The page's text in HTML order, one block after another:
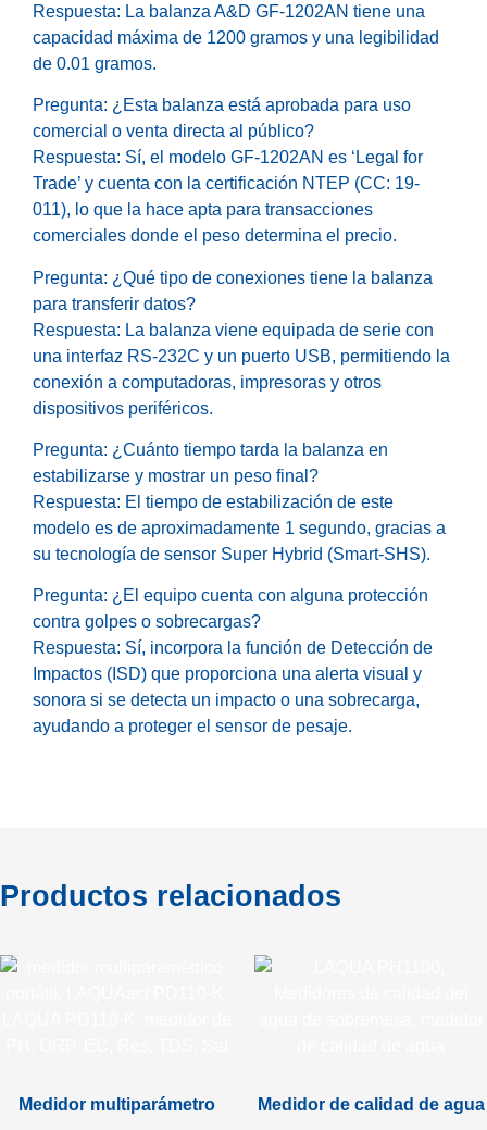
Respuesta: La balanza A&D GF-1202AN tiene una
capacidad máxima de 1200 gramos y una legibilidad
de 0.01 gramos.
Pregunta: ¿Esta balanza está aprobada para uso
comercial o venta directa al público?
Respuesta: Sí, el modelo GF-1202AN es ‘Legal for
Trade’ y cuenta con la certificación NTEP (CC: 19-
011), lo que la hace apta para transacciones
comerciales donde el peso determina el precio.
Pregunta: ¿Qué tipo de conexiones tiene la balanza
para transferir datos?
Respuesta: La balanza viene equipada de serie con
una interfaz RS-232C y un puerto USB, permitiendo la
conexión a computadoras, impresoras y otros
dispositivos periféricos.
Pregunta: ¿Cuánto tiempo tarda la balanza en
estabilizarse y mostrar un peso final?
Respuesta: El tiempo de estabilización de este
modelo es de aproximadamente 1 segundo, gracias a
su tecnología de sensor Super Hybrid (Smart-SHS).
Pregunta: ¿El equipo cuenta con alguna protección
contra golpes o sobrecargas?
Respuesta: Sí, incorpora la función de Detección de
Impactos (ISD) que proporciona una alerta visual y
sonora si se detecta un impacto o una sobrecarga,
ayudando a proteger el sensor de pesaje.
Productos relacionados
Medidor multiparámetro Medidor de calidad de agua